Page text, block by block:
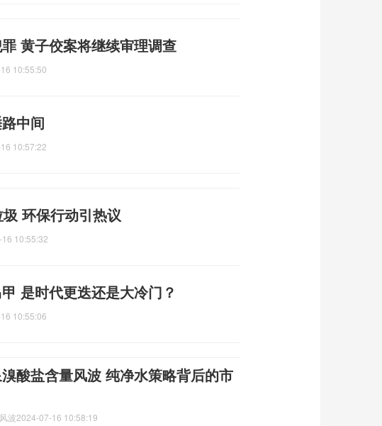
黄子佼案将继续审理调查
10:55:50
中间
10:57:22
环保行动引热议
10:55:32
是时代更迭还是大冷门？
10:55:06
酸盐含量风波 纯净水策略背后的市
波2024-07-16 10:58:19